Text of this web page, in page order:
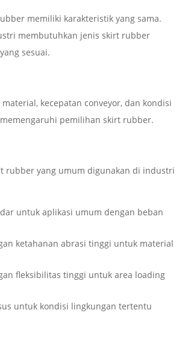
memiliki karakteristik yang sama.
membutuhkan jenis skirt rubber
sesuai.
kecepatan conveyor, dan kondisi
pemilihan skirt rubber.
rubber yang umum digunakan di industri
untuk aplikasi umum dengan beban
ketahanan abrasi tinggi untuk material
fleksibilitas tinggi untuk area loading
untuk kondisi lingkungan tertentu